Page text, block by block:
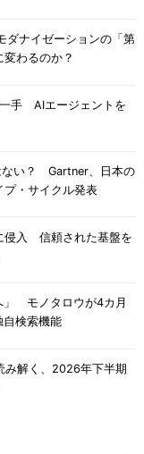
ナイゼーションの「第
わるのか？
一手 AIエージェントを
ない？ Gartner、日本の
プ・サイクル発表
侵入 信頼された基盤を
」 モノタロウが4カ月
自検索機能
み解く、2026年下半期